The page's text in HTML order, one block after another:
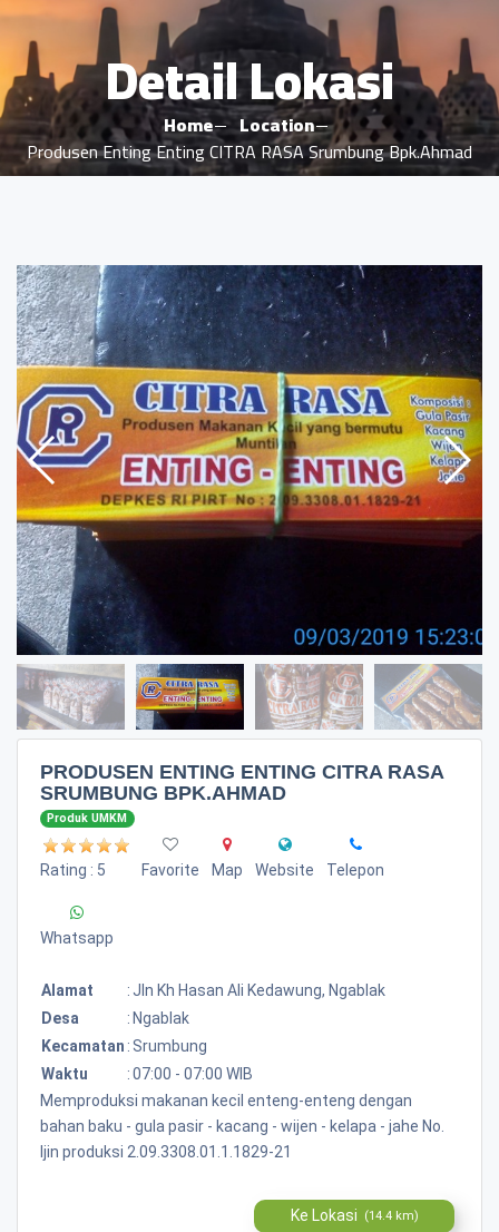
Detail Lokasi
Home
Location
Produsen Enting Enting CITRA RASA Srumbung Bpk.Ahmad
PRODUSEN ENTING ENTING CITRA RASA
SRUMBUNG BPK.AHMAD
Produk UMKM
Rating : 5 Favorite Map Website Telepon
Whatsapp
Alamat : Jln Kh Hasan Ali Kedawung, Ngablak
Desa
: Ngablak
Kecamatan : Srumbung
Waktu
:07:00 - 07:00 WIB
Memproduksi makanan kecil enteng-enteng dengan
bahan baku - gula pasir - kacang - wijen - kelapa - jahe No.
Ijin produksi 2.09.3308.01.1.1829-21
Ke Lokasi (14.4 km)